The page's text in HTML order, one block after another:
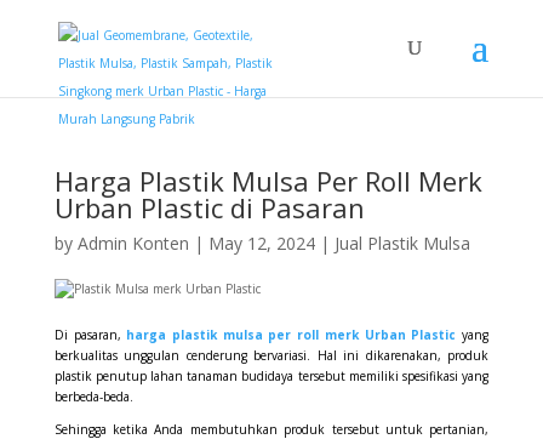
Harga Plastik Mulsa Per Roll Merk
Urban Plastic di Pasaran
by Admin Konten | May 12, 2024| Jual Plastik Mulsa
Di pasaran, harga plastik mulsa per roll merk Urban Plasticyang
berkualitas unggulan cenderung bervariasi. Hal ini dikarenakan, produk
plastik penutup lahan tanaman budidaya tersebut memiliki spesifikasi yang
berbeda-beda.
Sehingga ketika Anda membutuhkan produk tersebut untuk pertanian,